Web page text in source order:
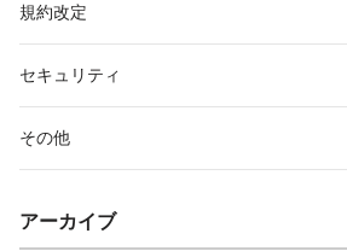
規約改定
セキュリティ
その他
アーカイブ